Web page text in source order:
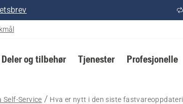
Deler og tilbehør Tjenester Profesjonelle
Self-Service Hva er nytt i den siste